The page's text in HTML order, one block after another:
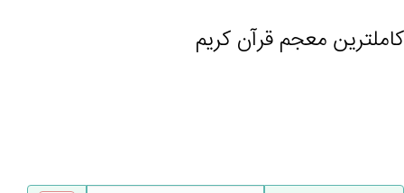
کاملترین معجم قرآن کریم